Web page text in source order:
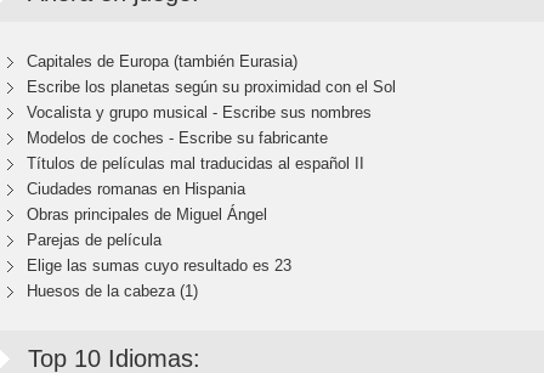
Capitales de Europa (también Eurasia)
Escribe los planetas según su proximidad con el Sol
Vocalista y grupo musical - Escribe sus nombres
Modelos de coches - Escribe su fabricante
Títulos de películas mal traducidas al español II
Ciudades romanas en Hispania
Obras principales de Miguel Ángel
Parejas de película
Elige las sumas cuyo resultado es 23
Huesos de la cabeza (1)
Top 10 Idiomas: